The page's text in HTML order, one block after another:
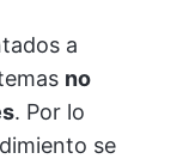
a
no
. Por lo
se